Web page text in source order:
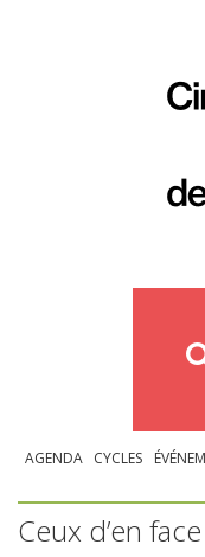
AGENDA CYCLES
Ceux d’en face